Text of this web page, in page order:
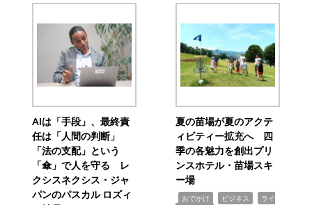
AIは「手段」、最終責
任は「人間の判断」
「法の支配」という
「傘」で人を守る レ
クシスネクシス・ジャ
パンのパスカル ロズィ
夏の苗場が夏のアクテ
ィビティー拡充へ 四
季の各魅力を創出プリ
ンスホテル・苗場スキ
ー場
おでかけ ビジネス
ライ